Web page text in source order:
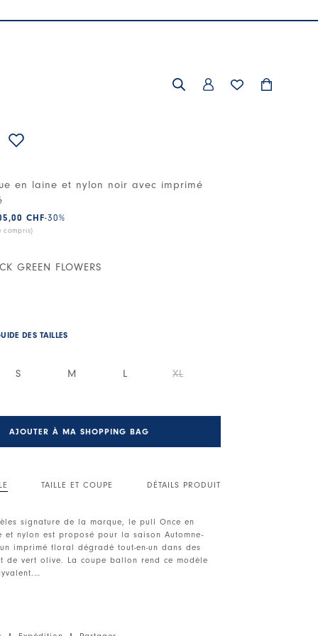
en laine et nylon noir avec imprimé
CHF-30%
compris)
GREEN FLOWERS
DES TAILLES
S M L XL
AJOUTER À MA SHOPPING BAG
TAILLE ET COUPE DÉTAILS PRODUIT
signature de la marque, le pull Once en
et nylon est proposé pour la saison Automne-
imprimé floral dégradé tout-en-un dans des
de vert olive. La coupe ballon rend ce modèle
longues. Surpiqûres apparentes.